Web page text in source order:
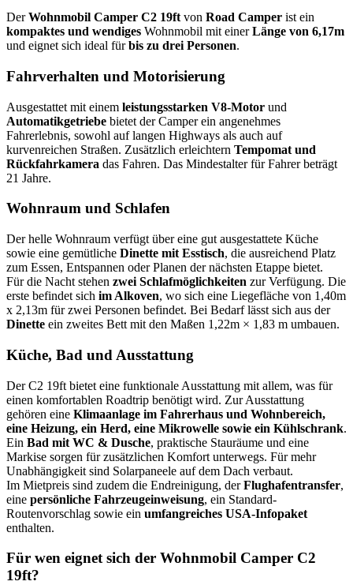
DerWohnmobil Camper C2 19ft von Road Camper ist ein
kompaktes und wendiges Wohnmobil mit einerLänge von 6,17m
und eignet sich ideal fürbis zu drei Personen.
Fahrverhalten und Motorisierung
Ausgestattet mit einem leistungsstarken V8-Motor und
Automatikgetriebe bietet der Camper ein angenehmes
Fahrerlebnis, sowohl auf langen Highways als auch auf
kurvenreichen Straßen. Zusätzlich erleichtern Tempomat und
Rückfahrkamera das Fahren. Das Mindestalter für Fahrer beträgt
21 Jahre.
Wohnraum und Schlafen
Der helle Wohnraum verfügt über eine gut ausgestattete Küche
sowie eine gemütliche Dinette mit Esstisch, die ausreichend Platz
zum Essen, Entspannen oder Planen der nächsten Etappe bietet.
Für die Nacht stehen zwei Schlafmöglichkeiten zur Verfügung. Die
erste befindet sich im Alkoven, wo sich eine Liegefläche von 1,40m
x 2,13m für zwei Personen befindet. Bei Bedarf lässt sich aus der
Dinette ein zweites Bett mit den Maßen 1,22m × 1,83 m umbauen.
Küche, Bad und Ausstattung
Der C2 19ft bietet eine funktionale Ausstattung mit allem, was für
einen komfortablen Roadtrip benötigt wird. Zur Ausstattung
gehören eine Klimaanlage im Fahrerhaus und Wohnbereich,
eine Heizung, ein Herd, eine Mikrowelle sowie ein Kühlschrank.
Ein Bad mit WC & Dusche, praktische Stauräume und eine
Markise sorgen für zusätzlichen Komfort unterwegs. Für mehr
Unabhängigkeit sind Solarpaneele auf dem Dach verbaut.
Im Mietpreis sind zudem die Endreinigung, derFlughafentransfer,
eine persönliche Fahrzeugeinweisung, ein Standard-
Routenvorschlag sowie ein umfangreiches USA-Infopaket
enthalten.
Für wen eignet sich der Wohnmobil Camper C2
19ft?